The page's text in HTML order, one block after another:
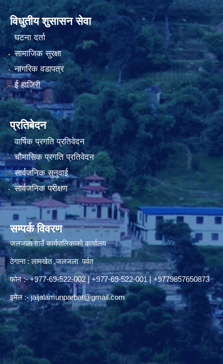
विधुतीय शुसासन सेवा
घटना दर्ता
सामाजिक सुरक्षा
नागरिक वडापत्र
ई हाजिरी
प्रतिबेदन
वार्षिक प्रगति प्रतिवेदन
चौमासिक प्रगति प्रतिवेदन
सार्वजनिक सुनुवाई
सार्वजनिक परीक्षण
सम्पर्क विवरण
जलजला गाउँ कार्यपालिकाको कार्यालय
ठेगाना : लामखेत ,जलजला पर्वत
फोन :- +977-69-522-002 | +977-69-522-001 | +9779857650873
इमेल :-jaljalamunparbat@gmail.com